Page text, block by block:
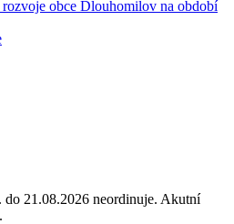
rozvoje obce Dlouhomilov na období
do 21.08.2026 neordinuje. Akutní